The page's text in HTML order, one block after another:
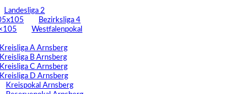
Landesliga 2
Bezirksliga 4
Westfalenpokal
Kreisliga A Arnsberg
Kreisliga B Arnsberg
Kreisliga C Arnsberg
Kreisliga D Arnsberg
Kreispokal Arnsberg